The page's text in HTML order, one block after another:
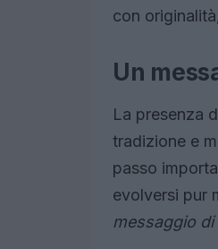
con
Un
La presenza
tradizione e
passo
evolversi pur
messaggio